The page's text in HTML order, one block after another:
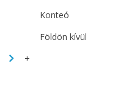
Konteó
Földön kívül
+